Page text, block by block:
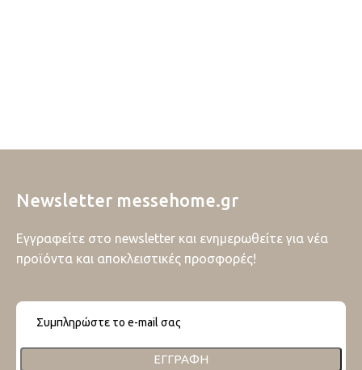
Newsletter messehome.gr
Εγγραφείτε στο newsletter και ενημερωθείτε για νέα
προϊόντα και αποκλειστικές προσφορές!
ΕΓΓΡΑΦΉ